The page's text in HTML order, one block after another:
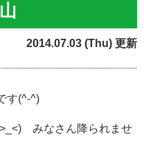
2014.07.03 (Thu) 更新
す(^-^)
みなさん降られませ